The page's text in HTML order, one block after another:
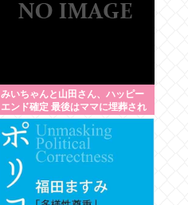
みいちゃんと山田さん、ハッピー
エンド確定 最後はママに埋葬され
る